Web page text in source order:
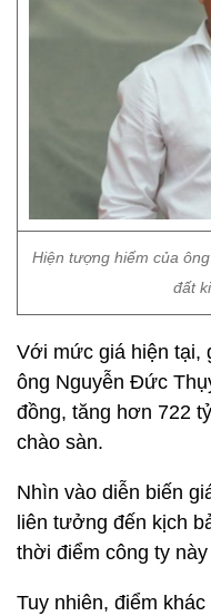
Hiện tượng hiếm của
đất
Với mức giá hiện tại,
ông Nguyễn Đức
đồng, tăng hơn 722
chào sàn.
Nhìn vào diễn biến
liên tưởng đến kịch
thời điểm công ty
Tuy nhiên, điểm